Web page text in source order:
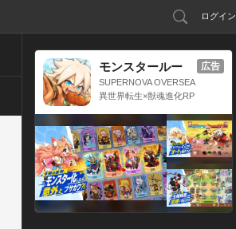
ログイン
モンスタールー
プ：獣神転生
SUPERNOVA OVERSEA
S LIMITED
異世界転生×獣魂進化RP
広告